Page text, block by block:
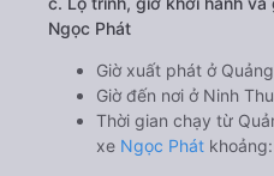
Ngọc Phát
Giờ xuất phát ở
Giờ đến nơi ở Ninh
Thời gian chạy từ
xe Ngọc Phát